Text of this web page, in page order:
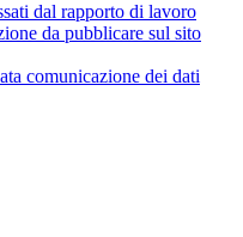
dal rapporto di lavoro
da pubblicare sul sito
comunicazione dei dati